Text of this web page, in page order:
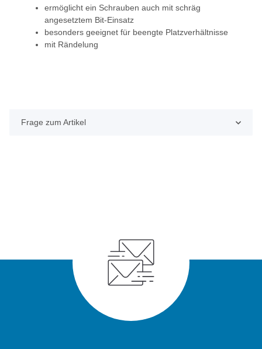
ermöglicht ein Schrauben auch mit schräg
angesetztem Bit-Einsatz
besonders geeignet für beengte Platzverhältnisse
mit Rändelung
Frage zum Artikel